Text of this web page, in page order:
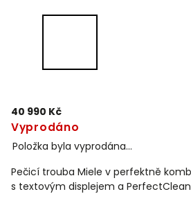
40 990 Kč
Vyprodáno
Položka byla vyprodána…
Pečicí trouba Miele v perfektně
s textovým displejem a